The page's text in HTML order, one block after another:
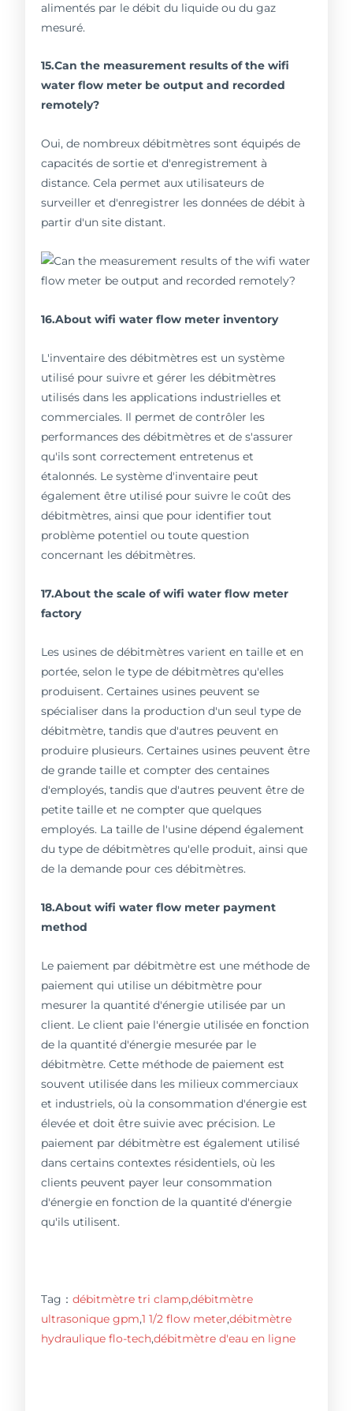
alimentés par le débit du liquide ou du gaz
mesuré.
15.Can the measurement results of the wifi
water flow meter be output and recorded
remotely?
Oui, de nombreux débitmètres sont équipés de
capacités de sortie et d'enregistrement à
distance. Cela permet aux utilisateurs de
surveiller et d'enregistrer les données de débit à
partir d'un site distant.
16.About wifi water flow meter inventory
L'inventaire des débitmètres est un système
utilisé pour suivre et gérer les débitmètres
utilisés dans les applications industrielles et
commerciales. Il permet de contrôler les
performances des débitmètres et de s'assurer
qu'ils sont correctement entretenus et
étalonnés. Le système d'inventaire peut
également être utilisé pour suivre le coût des
débitmètres, ainsi que pour identifier tout
problème potentiel ou toute question
concernant les débitmètres.
17.About the scale of wifi water flow meter
factory
Les usines de débitmètres varient en taille et en
portée, selon le type de débitmètres qu'elles
produisent. Certaines usines peuvent se
spécialiser dans la production d'un seul type de
débitmètre, tandis que d'autres peuvent en
produire plusieurs. Certaines usines peuvent être
de grande taille et compter des centaines
d'employés, tandis que d'autres peuvent être de
petite taille et ne compter que quelques
employés. La taille de l'usine dépend également
du type de débitmètres qu'elle produit, ainsi que
de la demande pour ces débitmètres.
18.About wifi water flow meter payment
method
Le paiement par débitmètre est une méthode de
paiement qui utilise un débitmètre pour
mesurer la quantité d'énergie utilisée par un
client. Le client paie l'énergie utilisée en fonction
de la quantité d'énergie mesurée par le
débitmètre. Cette méthode de paiement est
souvent utilisée dans les milieux commerciaux
et industriels, où la consommation d'énergie est
élevée et doit être suivie avec précision. Le
paiement par débitmètre est également utilisé
dans certains contextes résidentiels, où les
clients peuvent payer leur consommation
d'énergie en fonction de la quantité d'énergie
qu'ils utilisent.
Tag：débitmètre tri clamp,débitmètre
ultrasonique gpm,1 1/2 flow meter,débitmètre
hydraulique flo-tech,débitmètre d'eau en ligne